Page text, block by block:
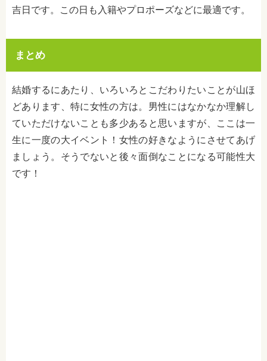
吉日です。この日も入籍やプロポーズなどに最適です。
まとめ
結婚するにあたり、いろいろとこだわりたいことが山ほ
どあります、特に女性の方は。男性にはなかなか理解し
ていただけないことも多少あると思いますが、ここは一
生に一度の大イベント！女性の好きなようにさせてあげ
ましょう。そうでないと後々面倒なことになる可能性大
です！